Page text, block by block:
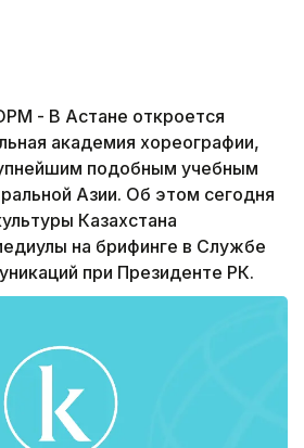
- В Астане откроется
академия хореографии,
подобным учебным
Азии. Об этом сегодня
Казахстана
на брифинге в Службе
при Президенте РК.